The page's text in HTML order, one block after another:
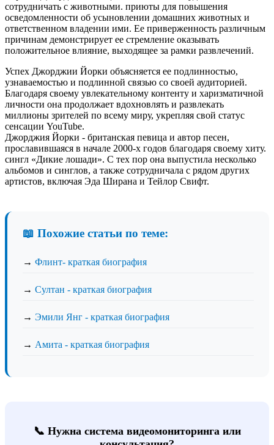
сотрудничать с животными. приюты для повышения
осведомленности об усыновлении домашних животных и
ответственном владении ими. Ее приверженность различным
причинам демонстрирует ее стремление оказывать
положительное влияние, выходящее за рамки развлечений.
Успех Джорджии Йорки объясняется ее подлинностью,
узнаваемостью и подлинной связью со своей аудиторией.
Благодаря своему увлекательному контенту и харизматичной
личности она продолжает вдохновлять и развлекать
миллионы зрителей по всему миру, укрепляя свой статус
сенсации YouTube.
Джорджия Йорки - британская певица и автор песен,
прославившаяся в начале 2000-х годов благодаря своему хиту.
сингл «Дикие лошади». С тех пор она выпустила несколько
альбомов и синглов, а также сотрудничала с рядом других
артистов, включая Эда Ширана и Тейлор Свифт.
📖 Похожие статьи по теме:
→ Флинт- краткая биография
→ Султан - краткая биография
→ Эмили Янг - краткая биография
→ Амита - краткая биография
📞 Нужна система видеомониторинга или